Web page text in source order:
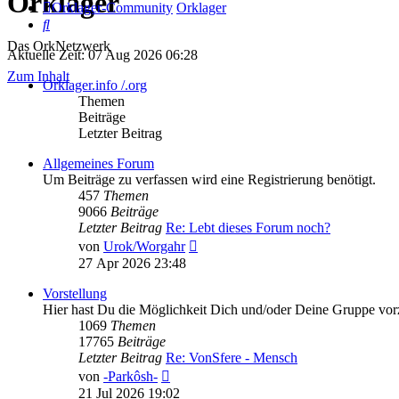
Das OrkNetzwerk
Zum Inhalt
Orklager-Community Orklager
Suche
Aktuelle Zeit: 07 Aug 2026 06:28
Orklager.info /.org
Themen
Beiträge
Letzter Beitrag
Allgemeines Forum
Um Beiträge zu verfassen wird eine Registrierung benötigt.
457 Themen
9066 Beiträge
Letzter Beitrag Re: Lebt dieses Forum noch?
von Urok/Worgahr
27 Apr 2026 23:48
Vorstellung
Hier hast Du die Möglichkeit Dich und/oder Deine Gruppe
1069 Themen
17765 Beiträge
Letzter Beitrag Re: VonSfere - Mensch
von -Parkôsh-
Beitrag
21 Jul 2026 19:02